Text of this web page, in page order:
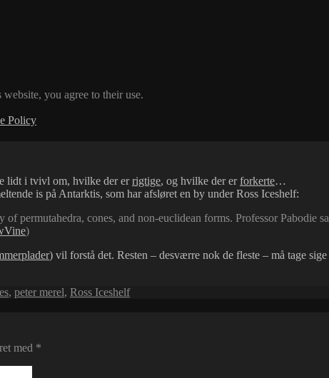
you agree to their use.
Policy
lidt i tvivl om, hvilke der errigtige, og hvilke der erforkerte…
is på Antarktis, som har afsløret en by under Ross Iceshelf:
permutahedra, cones, and non-euclidean forms. Professor Pabodie
)
) vil forstå det. Resten – desværre nok de fleste – må tage
, peter merel, Ross Iceshelf
med *